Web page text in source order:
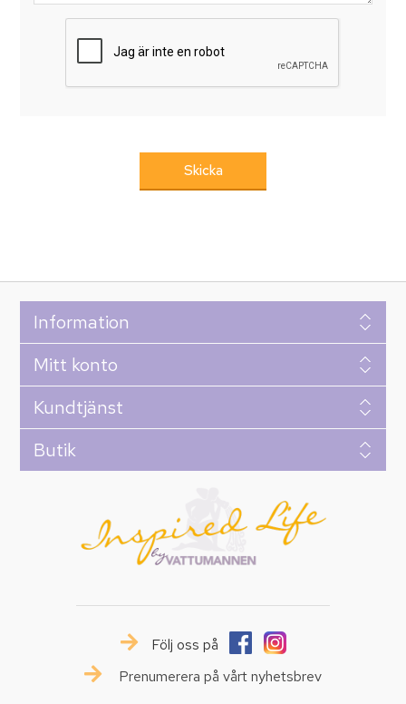
Information
Mitt konto
Kundtjänst
Butik
Följ oss på
Prenumerera på vårt nyhetsbrev